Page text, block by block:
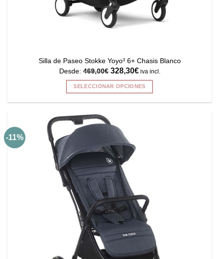
Silla de Paseo Stokke Yoyo³ 6+ Chasis Blanco
Desde:469,00€ 328,30€iva incl.
SELECCIONAR OPCIONES
múltiples
variantes.
Las
opciones
se
pueden
elegir
en
la
página
de
producto
-11%